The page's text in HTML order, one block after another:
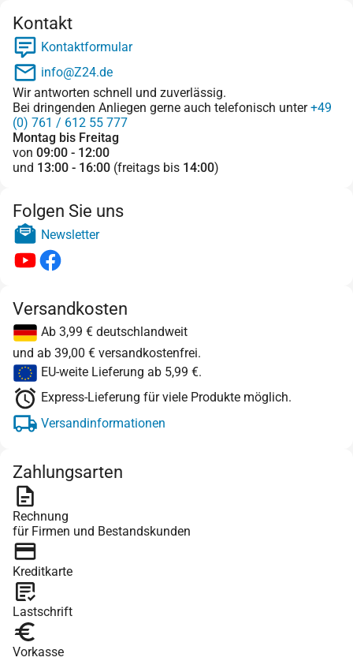
Kontakt
Kontaktformular
info@Z24.de
Wir antworten schnell und zuverlässig.
Bei dringenden Anliegen gerne auch telefonisch unter+49
(0) 761 / 612 55 777
Montag bis Freitag
von 09:00 - 12:00
und 13:00 - 16:00 (freitags bis 14:00)
Folgen Sie uns
Newsletter
Versandkosten
Ab 3,99 € deutschlandweit
und ab 39,00 € versandkostenfrei.
EU-weite Lieferung ab 5,99 €.
Express-Lieferung für viele Produkte möglich.
Versandinformationen
Zahlungsarten
Rechnung
für Firmen und Bestandskunden
Kreditkarte
Lastschrift
Vorkasse